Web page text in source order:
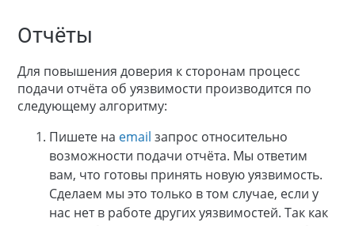
Отчёты
Для повышения доверия к сторонам процесс
подачи отчёта об уязвимости производится по
следующему алгоритму:
Пишете на email запрос относительно
возможности подачи отчёта. Мы ответим
вам, что готовы принять новую уязвимость.
Сделаем мы это только в том случае, если у
нас нет в работе других уязвимостей. Так как